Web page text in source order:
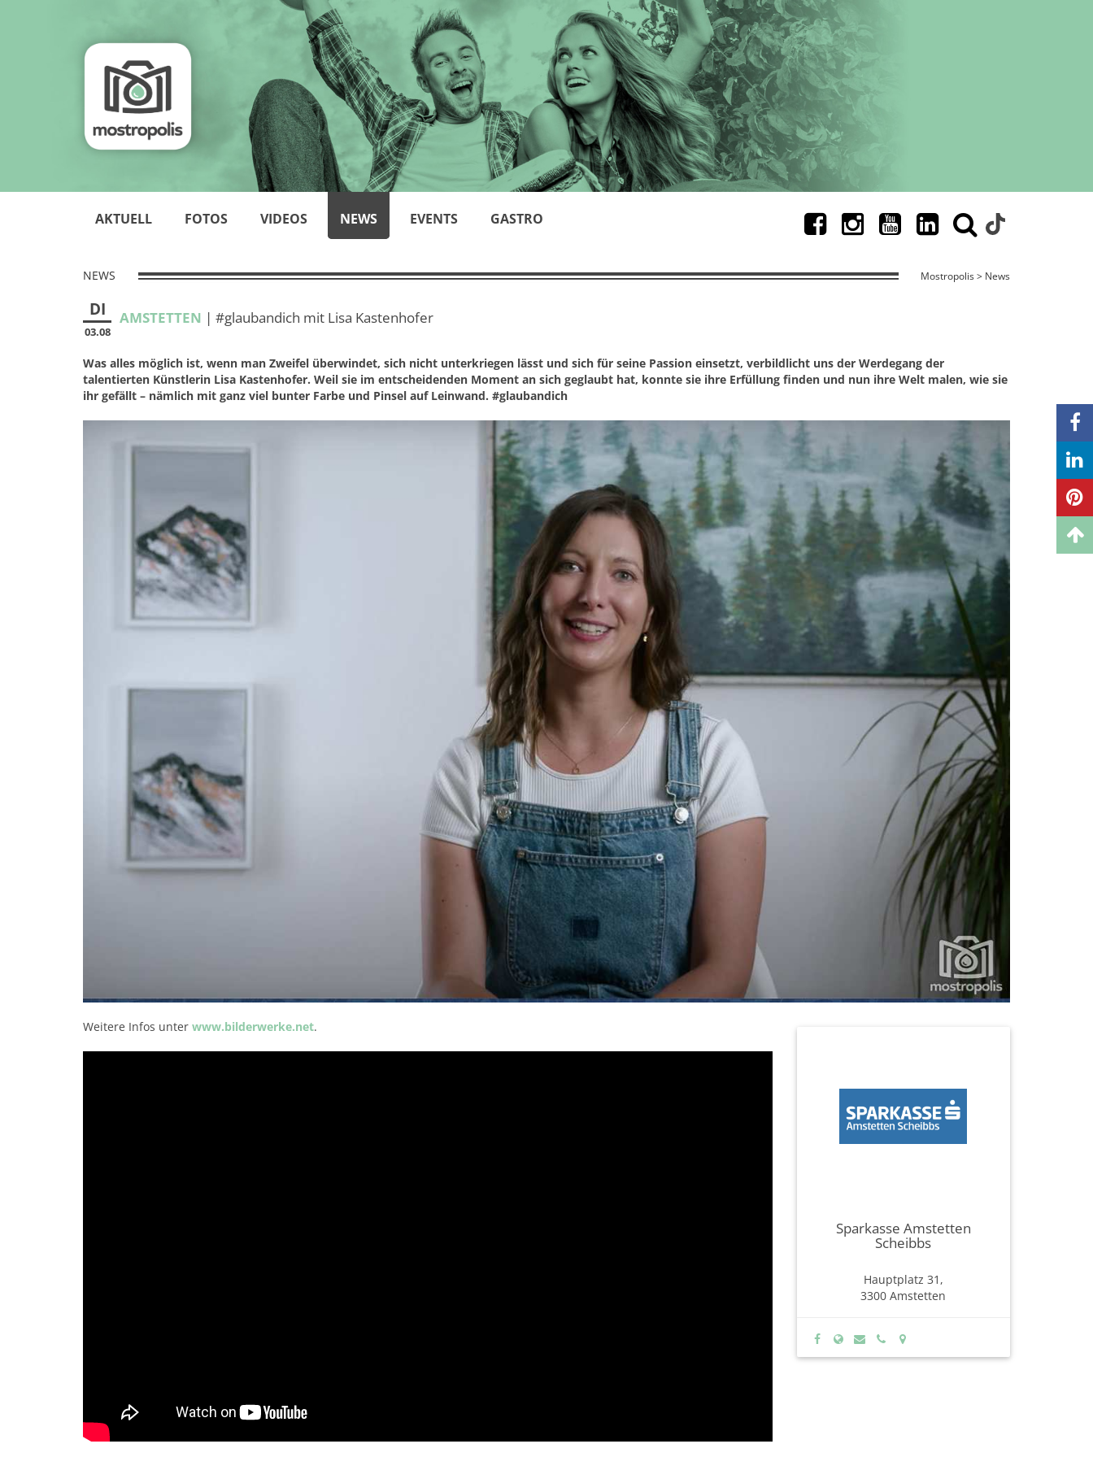
AKTUELL FOTOS VIDEOS NEWS EVENTS GASTRO
NEWS Mostropolis > News
DI
03.08
AMSTETTEN | #glaubandich mit Lisa Kastenhofer
Was alles möglich ist, wenn man Zweifel überwindet, sich nicht unterkriegen lässt und sich für seine Passion einsetzt, verbildlicht uns der Werdegang der
talentierten Künstlerin Lisa Kastenhofer. Weil sie im entscheidenden Moment an sich geglaubt hat, konnte sie ihre Erfüllung finden und nun ihre Welt malen, wie sie
ihr gefällt – nämlich mit ganz viel bunter Farbe und Pinsel auf Leinwand. #glaubandich
Weitere Infos unter www.bilderwerke.net.
Sparkasse Amstetten
Scheibbs
Hauptplatz 31,
3300 Amstetten